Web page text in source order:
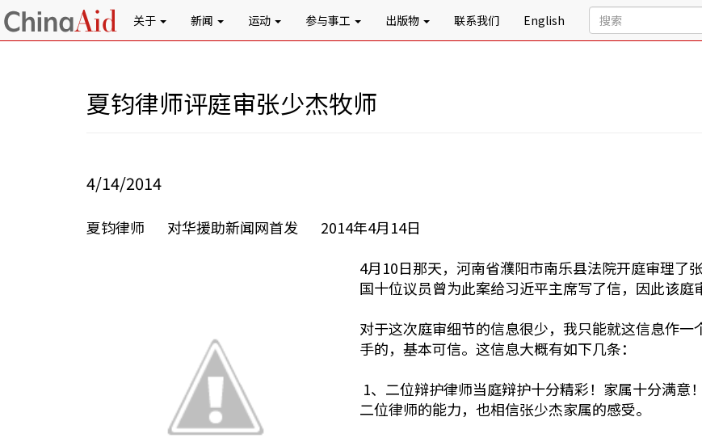
关于 新闻 运动 参与事工 出版物 联系我们 English
夏钧律师评庭审张少杰牧师
4/14/2014
夏钧律师 对华援助新闻网首发 2014年4月14日
4月10日那天，河南省濮阳市南乐县法院开庭审理了
国十位议员曾为此案给习近平主席写了信，因此该庭
对于这次庭审细节的信息很少，我只能就这信息作
手的，基本可信。这信息大概有如下几条：
1、二位辩护律师当庭辩护十分精彩！家属十分满
二位律师的能力，也相信张少杰家属的感受。